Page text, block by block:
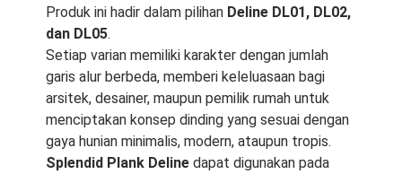
Produk ini hadir dalam pilihan Deline DL01, DL02,
dan DL05.
Setiap varian memiliki karakter dengan jumlah
garis alur berbeda, memberi keleluasaan bagi
arsitek, desainer, maupun pemilik rumah untuk
menciptakan konsep dinding yang sesuai dengan
gaya hunian minimalis, modern, ataupun tropis.
Splendid Plank Delinedapat digunakan pada